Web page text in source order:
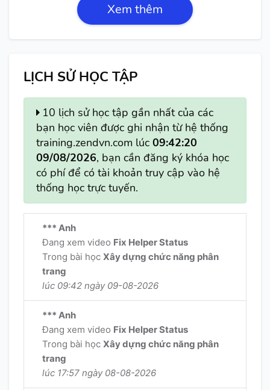
Xem thêm
LỊCH SỬ HỌC TẬP
10 lịch sử học tập gần nhất của các
bạn học viên được ghi nhận từ hệ thống
training.zendvn.com lúc 09:42:20
09/08/2026, bạn cần đăng ký khóa học
có phí để có tài khoản truy cập vào hệ
thống học trực tuyến.
*** Anh
Đang xem video Fix Helper Status
Trong bài học Xây dựng chức năng phân
trang
lúc 09:42 ngày 09-08-2026
*** Anh
Đang xem video Fix Helper Status
Trong bài học Xây dựng chức năng phân
trang
lúc 17:57 ngày 08-08-2026